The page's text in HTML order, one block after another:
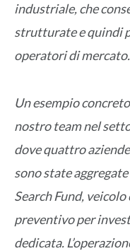
industriale, che
strutturate e quindi
operatori di mercato.
Un esempio
nostro team nel
dove quattro
sono state
Search Fund,
preventivo per
dedicata.